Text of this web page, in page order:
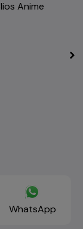
WhatsApp